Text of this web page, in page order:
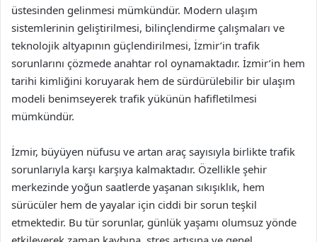
üstesinden gelinmesi mümkündür. Modern ulaşım
sistemlerinin geliştirilmesi, bilinçlendirme çalışmaları ve
teknolojik altyapının güçlendirilmesi, İzmir’in trafik
sorunlarını çözmede anahtar rol oynamaktadır. İzmir’in hem
tarihi kimliğini koruyarak hem de sürdürülebilir bir ulaşım
modeli benimseyerek trafik yükünün hafifletilmesi
mümkündür.
İzmir, büyüyen nüfusu ve artan araç sayısıyla birlikte trafik
sorunlarıyla karşı karşıya kalmaktadır. Özellikle şehir
merkezinde yoğun saatlerde yaşanan sıkışıklık, hem
sürücüler hem de yayalar için ciddi bir sorun teşkil
etmektedir. Bu tür sorunlar, günlük yaşamı olumsuz yönde